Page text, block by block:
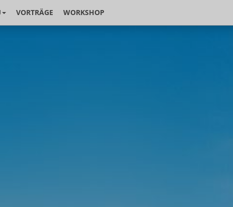
VORTRÄGE WORKSHOP